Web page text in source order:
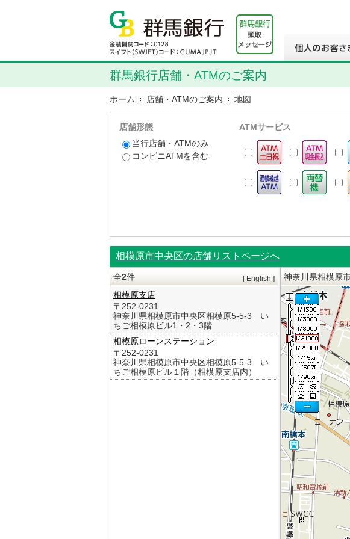
群馬銀行店舗・ATMのご案内
ホーム 店舗・ATMのご案内 地図
店舗形態
当行店舗・ATMのみ
コンビニATMを含む
ATMサービス
相模原市中央区の店舗リストページへ
全2件 [ English ]
相模原支店
〒252-0231
神奈川県相模原市中央区相模原5-5-3 い
ちご相模原ビル1・2・3階
相模原ローンステーション
〒252-0231
神奈川県相模原市中央区相模原5-5-3 い
ちご相模原ビル１階（相模原支店内）
神奈川県相模原